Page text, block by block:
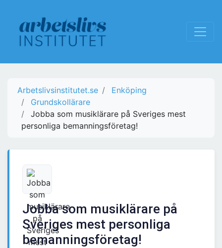
Arbetslivsinstitutet.se
Enköping
Grundskollärare
Jobba som musiklärare på Sveriges mest
personliga bemanningsföretag!
Jobba som musiklärare på
Sveriges mest personliga
bemanningsföretag!